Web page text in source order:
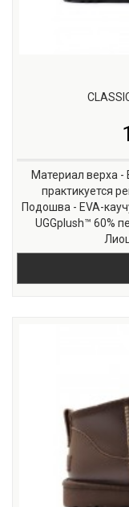
Материал верха -
практикуется
Подошва - EVA-
UGGplush™ 60%